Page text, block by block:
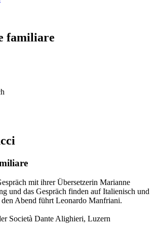
familiare
mit ihrer Übersetzerin Marianne
und das Gespräch finden auf Italienisch und
Abend führt Leonardo Manfriani.
Società Dante Alighieri, Luzern